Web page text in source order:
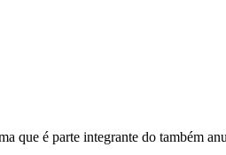
que é parte integrante do também